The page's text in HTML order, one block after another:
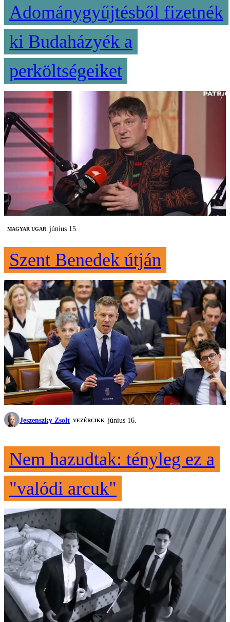
Adománygyűjtésből fizetnék
ki Budaházyék a
perköltségeiket
MAGYAR UGAR június 15.
Szent Benedek útján
Jeszenszky Zsolt VEZÉRCIKK június 16.
Nem hazudtak: tényleg ez a
"valódi arcuk"